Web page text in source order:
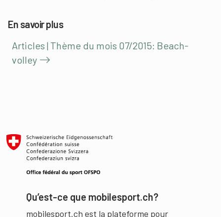
En savoir plus
Articles | Thème du mois 07/2015: Beach-
volley
Qu’est-ce que mobilesport.ch?
mobilesport.ch est la plateforme pour